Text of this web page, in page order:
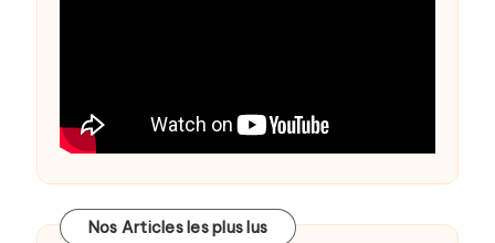
Nos Articles les plus lus